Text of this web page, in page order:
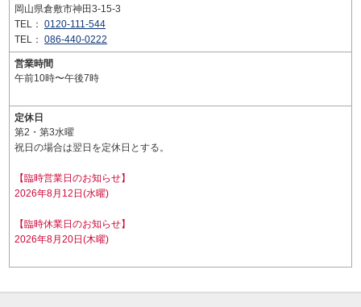
岡山県倉敷市神田3-15-3
TEL： 0120-111-544
TEL： 086-440-0222
営業時間
午前10時〜午後7時
定休日
第2・第3水曜
祝日の場合は翌日を定休日とする。
【臨時営業日のお知らせ】
2026年8月12日(水曜)
【臨時休業日のお知らせ】
2026年8月20日(木曜)